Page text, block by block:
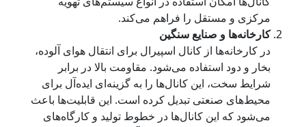
مرکزی و مستقل را فراهم می‌کند.
کارخانه‌ها و صنایع سنگین
در کارخانه‌ها از کانال اسپیرال برای انتقال هوای آلوده،
بخار و دود استفاده می‌شود. مقاومت بالا در برابر
شرایط سخت، این کانال‌ها را به گزینه‌ای ایده‌آل برای
محیط‌های صنعتی تبدیل کرده است. این قابلیت‌ها باعث
می‌شود که این کانال‌ها در خطوط تولید و کارگاه‌های